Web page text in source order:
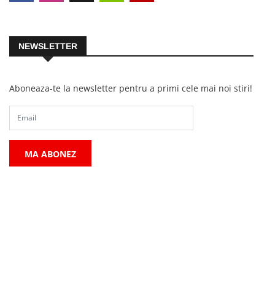
NEWSLETTER
Aboneaza-te la newsletter pentru a primi cele mai noi stiri!
MA ABONEZ